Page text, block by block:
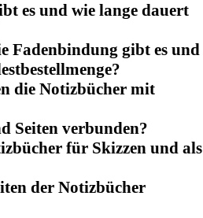
es und wie lange dauert
Fadenbindung gibt es und
die Notizbücher mit
Seiten verbunden?
für Skizzen und als
der Notizbücher